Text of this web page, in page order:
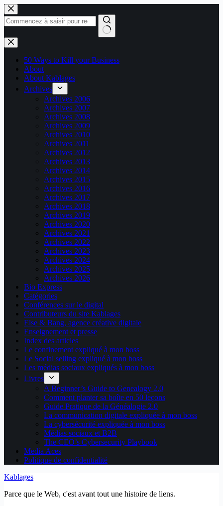
Passer
au
contenu
Aucun
résultat
50 Ways to Kill your Business
About
About Kablages
Archives
Archives 2006
Archives 2007
Archives 2008
Archives 2009
Archives 2010
Archives 2011
Archives 2012
Archives 2013
Archives 2014
Archives 2015
Archives 2016
Archives 2017
Archives 2018
Archives 2019
Archives 2020
Archives 2021
Archives 2022
Archives 2023
Archives 2024
Archives 2025
Archives 2026
Bio Express
Catégories
Conférences sur le digital
Contributeurs du site Kablages
Else & Bang, agence créative digitale
Enseignement et presse
Index des articles
Le confinement expliqué à mon boss
Le Social selling expliqué à mon boss
Les médias sociaux expliqués à mon boss
Livres
A Beginner’s Guide to Genealogy 2.0
Comment planter sa boîte en 50 leçons
Guide Pratique de la Généalogie 2.0
La communication digitale expliquée à mon boss
La cybersécurité expliquée à mon boss
Médias sociaux et B2B
The CEO’s Cybersecurity Playbook
Media Aces
Politique de confidentialité
Kablages
Parce que le Web, c'est avant tout une histoire de liens.